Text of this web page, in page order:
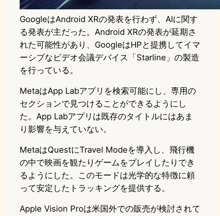
GoogleはAndroid XRの発表を行わず、AIに関す
る発表が主だった。Android XRの発表が延期さ
れた可能性があり、GoogleはHPと提携してイマ
ーシブなビデオ会議デバイス「Starline」の製造
を行っている。
MetaはApp Labアプリを検索可能にし、専用の
セクションで見つけることができるようにし
た。App Labアプリは既存のタイトルにはあま
り影響を与えていない。
MetaはQuestにTravel Modeを導入し、飛行機
の中で映画を観たりゲームをプレイしたりでき
るようにした。このモードは光学的な特徴に頼
って安定したトラッキングを提供する。
Apple Vision Proは米国外での販売が検討されて